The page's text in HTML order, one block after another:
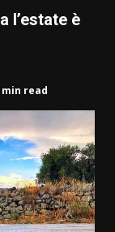
l’estate è
min read